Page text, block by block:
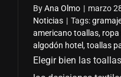
ByAna Olmo | marzo
Noticias | Tags:
americano toallas, ropa
algodón hotel,toallas
Elegir bien las